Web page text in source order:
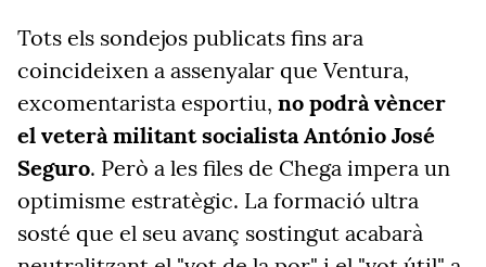
Tots els sondejos publicats fins ara
coincideixen a assenyalar que Ventura,
excomentarista esportiu, no podrà vèncer
el veterà militant socialista António José
Seguro. Però a les files de Chega impera un
optimisme estratègic. La formació ultra
sosté que el seu avanç sostingut acabarà